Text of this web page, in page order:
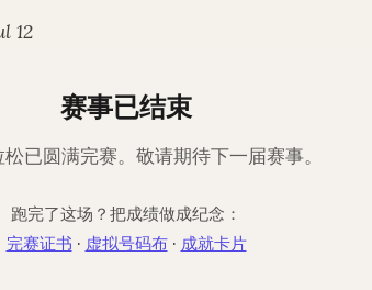
12
赛事已结束
已圆满完赛。敬请期待下一届赛事。
跑完了这场？把成绩做成纪念：
完赛证书 · 虚拟号码布· 成就卡片